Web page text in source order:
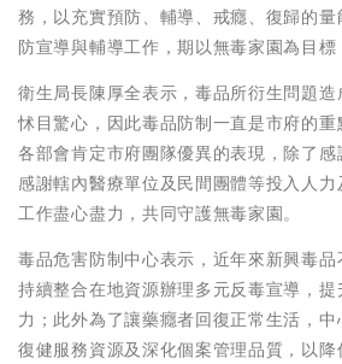
務，以充實預防、輔導、戒癮、復歸的
防宣導與輔導工作，期以無毒家園為目標
衛生局長陳厚全表示，毒品所衍生問題
怵目驚心，因此毒品防制一直是市府的
各部會肯定市府團隊優異的表現，除了
感謝轄內醫療單位及民間團體等投入人
工作盡心盡力，共同守護無毒家園。
毒品危害防制中心表示，近年來新興毒
持續整合在地資源辦理多元反毒宣導，
力；此外為了讓藥癮者回復正常生活，
復健服務資源及深化個案管理品質，以